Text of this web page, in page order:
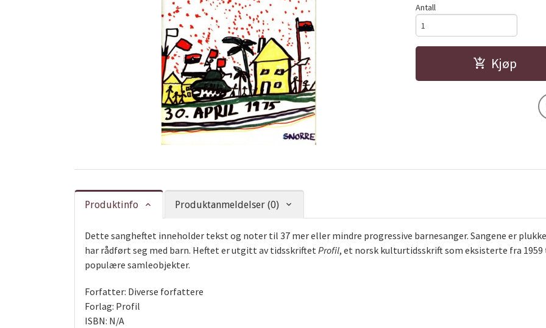
Antall
Kjøp
Produktinfo Produktanmeldelser (0)
Dette sangheftet inneholder tekst og noter til 37 mer eller mindre progressive barnesanger. Sangene er
har rådført seg med barn. Heftet er utgitt av tidsskriftetProfil, et norsk kulturtidsskrift som eksisterte fra
populære samleobjekter.
Forfatter: Diverse forfattere
Forlag: Profil
ISBN: N/A